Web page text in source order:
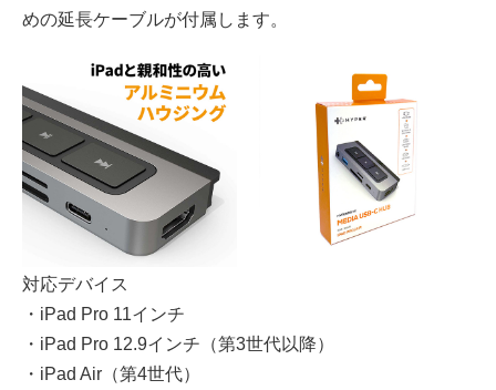
めの延長ケーブルが付属します。
対応デバイス
・iPad Pro 11インチ
・iPad Pro 12.9インチ（第3世代以降）
・iPad Air（第4世代）